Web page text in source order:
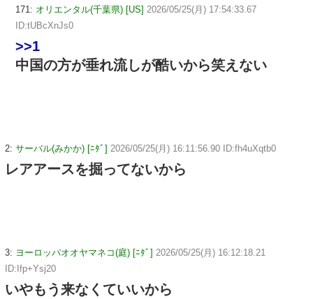
171: オリエンタル(千葉県) [US] 2026/05/25(月) 17:54:33.67
ID:tUBcXnJs0
>>1
中国の方が垂れ流しが酷いから笑えない
2: サーバル(みかか) [ﾆﾀﾞ] 2026/05/25(月) 16:11:56.90 ID:fh4uXqtb0
レアアースを掘ってないから
3: ヨーロッパオオヤマネコ(庭) [ﾆﾀﾞ] 2026/05/25(月) 16:12:18.21
ID:Ifp+Ysj20
いやもう来なくていいから